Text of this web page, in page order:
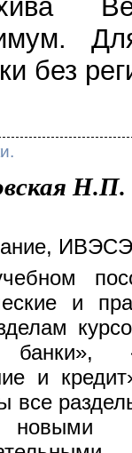
без
Н.П.
и
банки»,
и
все